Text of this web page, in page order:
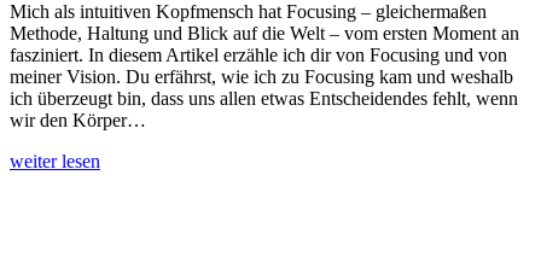
Mich als intuitiven Kopfmensch hat Focusing – gleichermaßen
Methode, Haltung und Blick auf die Welt – vom ersten Moment an
fasziniert. In diesem Artikel erzähle ich dir von Focusing und von
meiner Vision. Du erfährst, wie ich zu Focusing kam und weshalb
ich überzeugt bin, dass uns allen etwas Entscheidendes fehlt, wenn
wir den Körper…
weiter lesen